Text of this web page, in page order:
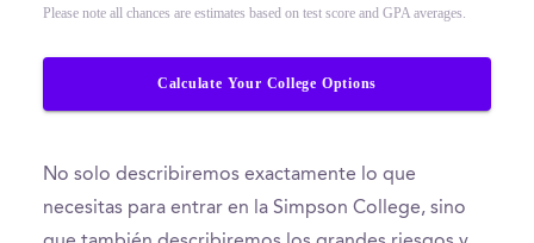
Please note all chances are estimates based on test score and GPA averages.
Calculate Your College Options
No solo describiremos exactamente lo que
necesitas para entrar en la Simpson College, sino